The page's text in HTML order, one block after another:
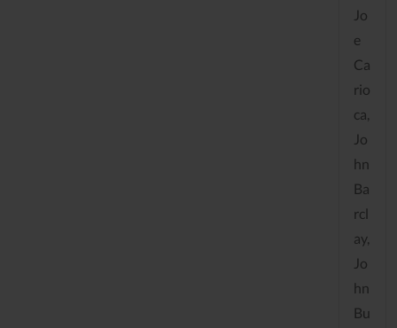
Jo
e
Ca
rio
ca,
Jo
hn
Ba
rcl
ay,
Jo
hn
Bu